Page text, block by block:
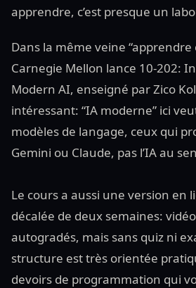
apprendre, c’est presque un
Dans la même veine
Carnegie Mellon lance 10-202:
Modern AI, enseigné par Zico
intéressant: “IA moderne” ici
modèles de langage, ceux qui
Gemini ou Claude, pas l’IA au
Le cours a aussi une version en
décalée de deux semaines:
autogradés, mais sans quiz ni
structure est très orientée
devoirs de programmation qui